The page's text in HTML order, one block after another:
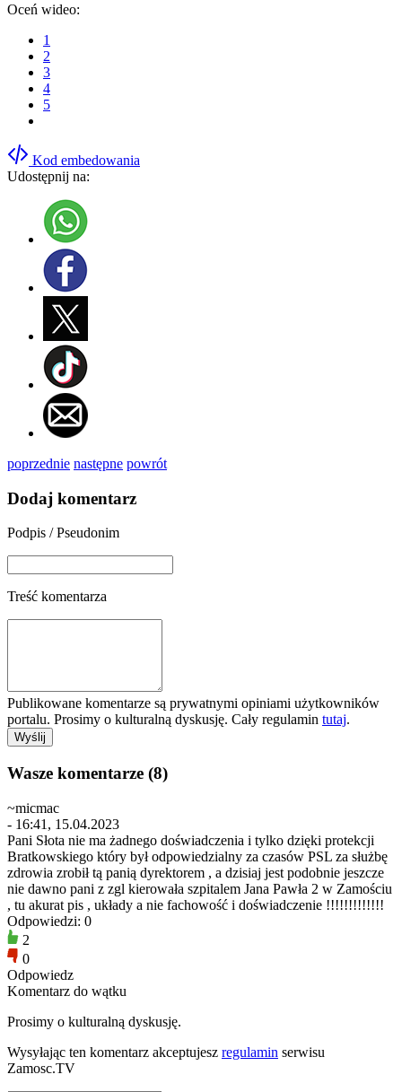
Oceń wideo:
1
2
3
4
5
Kod embedowania
Udostępnij na:
poprzednie następne powrót
Dodaj komentarz
Podpis / Pseudonim
Treść komentarza
Publikowane komentarze są prywatnymi opiniami użytkowników
portalu. Prosimy o kulturalną dyskusję. Cały regulamin tutaj.
Wasze komentarze (8)
~micmac
- 16:41, 15.04.2023
Pani Słota nie ma żadnego doświadczenia i tylko dzięki protekcji
Bratkowskiego który był odpowiedzialny za czasów PSL za służbę
zdrowia zrobił tą panią dyrektorem , a dzisiaj jest podobnie jeszcze
nie dawno pani z zgl kierowała szpitalem Jana Pawła 2 w Zamościu
, tu akurat pis , układy a nie fachowość i doświadczenie !!!!!!!!!!!!!
Odpowiedzi: 0
2
0
Odpowiedz
Komentarz do wątku
Prosimy o kulturalną dyskusję.
Wysyłając ten komentarz akceptujesz regulamin serwisu
Zamosc.TV